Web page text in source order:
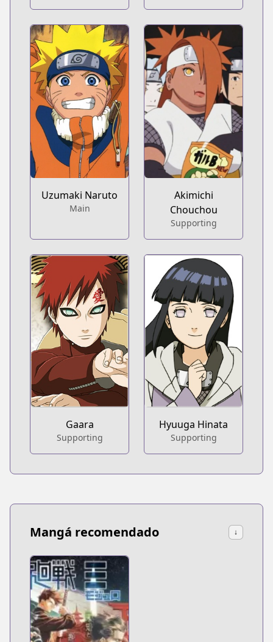
Uzumaki Naruto
Main
Akimichi
Chouchou
Supporting
Gaara
Supporting
Hyuuga Hinata
Supporting
Mangá recomendado ↓